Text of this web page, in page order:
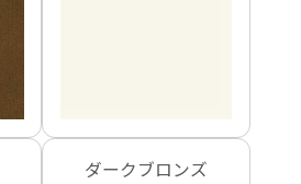
ダークブロンズ